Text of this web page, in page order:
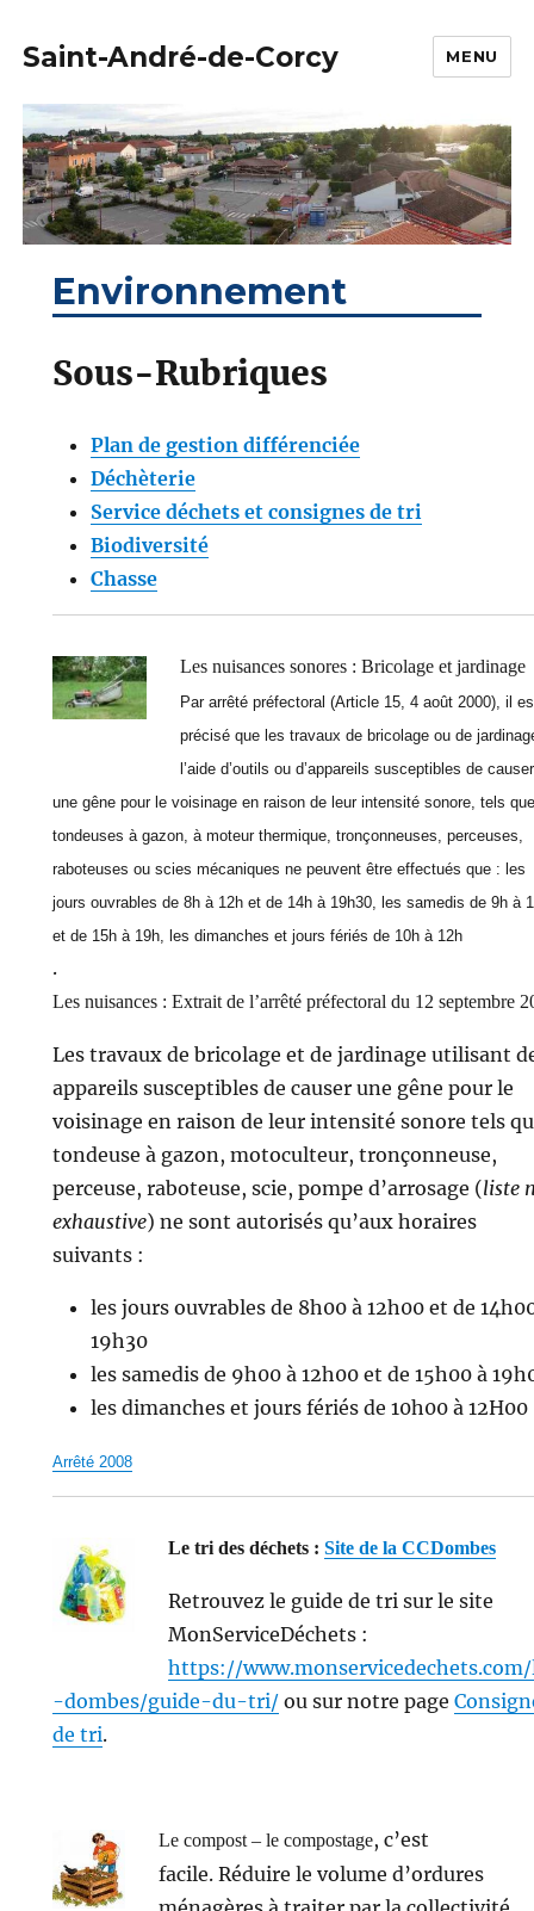
Saint-André-de-Corcy MENU
Environnement
Sous-Rubriques
Plan de gestion différenciée
Déchèterie
Service déchets et consignes de tri
Biodiversité
Chasse
Les nuisances sonores : Bricolage et jardinage
Par arrêté préfectoral (Article 15, 4 août 2000), il
précisé que les travaux de bricolage ou de
l’aide d’outils ou d’appareils susceptibles de causer
une gêne pour le voisinage en raison de leur intensité sonore, tels que
tondeuses à gazon, à moteur thermique, tronçonneuses, perceuses,
raboteuses ou scies mécaniques ne peuvent être effectués que : les
jours ouvrables de 8h à 12h et de 14h à 19h30, les samedis de 9h à
et de 15h à 19h, les dimanches et jours fériés de 10h à 12h
.
Les nuisances : Extrait de l’arrêté préfectoral du 12 septembre
Les travaux de bricolage et de jardinage utilisant
appareils susceptibles de causer une gêne pour le
voisinage en raison de leur intensité sonore tels
tondeuse à gazon, motoculteur, tronçonneuse,
perceuse, raboteuse, scie, pompe d’arrosage (liste
exhaustive) ne sont autorisés qu’aux horaires
suivants :
les jours ouvrables de 8h00 à 12h00 et de
19h30
les samedis de 9h00 à 12h00 et de 15h00 à
les dimanches et jours fériés de 10h00 à 12H00
Arrêté 2008
Le tri des déchets : Site de la CCDombes
Retrouvez le guide de tri sur le site
MonServiceDéchets :
https://
-dombes/guide-du-tri/ou sur notre page
de tri.
Le compost – le compostage, c’est
facile. Réduire le volume d’ordures